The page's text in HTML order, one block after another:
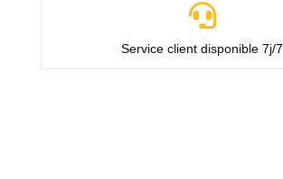

Service client disponible 7j/7